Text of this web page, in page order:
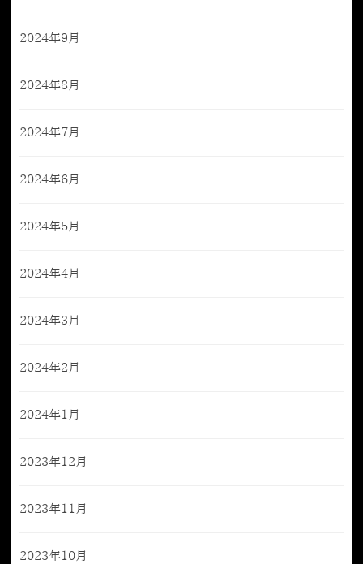
2024年9月
2024年8月
2024年7月
2024年6月
2024年5月
2024年4月
2024年3月
2024年2月
2024年1月
2023年12月
2023年11月
2023年10月